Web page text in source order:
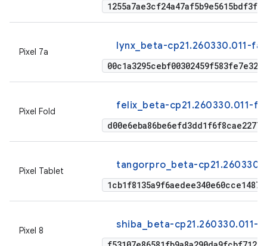
Pixel 7a lynx_beta-cp21.260330.011-
Pixel Fold felix_beta-cp21.260330.011-
Pixel Tablet tangorpro_beta-
Pixel 8 shiba_beta-cp21.260330.011-